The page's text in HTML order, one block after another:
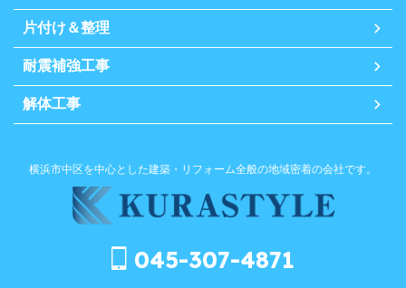
片付け＆整理
耐震補強工事
解体工事
横浜市中区を中心とした建築・リフォーム全般の地域密着の会社です。
045-307-4871